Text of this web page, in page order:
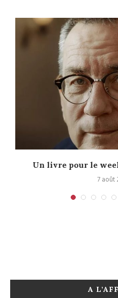
Un livre pour le
7 août
A